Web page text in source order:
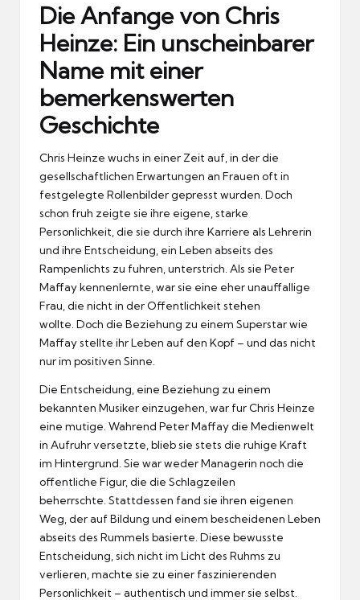
Die Anfange von Chris
Heinze: Ein unscheinbarer
Name mit einer
bemerkenswerten
Geschichte
Chris Heinze wuchs in einer Zeit auf, in der die
gesellschaftlichen Erwartungen an Frauen oft in
festgelegte Rollenbilder gepresst wurden. Doch
schon fruh zeigte sie ihre eigene, starke
Personlichkeit, die sie durch ihre Karriere als Lehrerin
und ihre Entscheidung, ein Leben abseits des
Rampenlichts zu fuhren, unterstrich. Als sie Peter
Maffaykennenlernte, war sie eine eher unauffallige
Frau, die nicht in der Offentlichkeit stehen
wollte. Doch die Beziehung zu einem Superstar wie
Maffay stellte ihr Leben auf den Kopf – und das nicht
nur im positiven Sinne.
Die Entscheidung, eine Beziehung zu einem
bekannten Musiker einzugehen, war fur Chris Heinze
eine mutige. Wahrend Peter Maffay die Medienwelt
in Aufruhr versetzte, blieb sie stets die ruhige Kraft
im Hintergrund. Sie war weder Managerin noch die
offentliche Figur, die die Schlagzeilen
beherrschte. Stattdessen fand sie ihren eigenen
Weg, der auf Bildung und einem bescheidenen Leben
abseits des Rummels basierte. Diese bewusste
Entscheidung, sich nicht im Licht des Ruhms zu
verlieren, machte sie zu einer faszinierenden
Personlichkeit – authentisch und immer sie selbst.